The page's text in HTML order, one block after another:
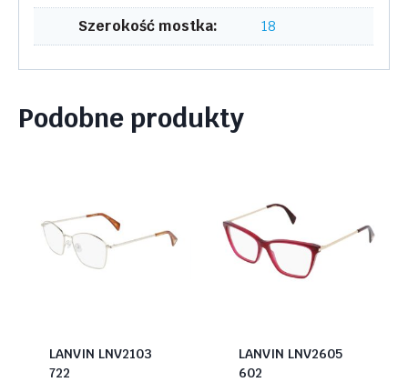
Szerokość mostka:
18
Podobne produkty
LANVIN LNV2103
722
LANVIN LNV2605
602